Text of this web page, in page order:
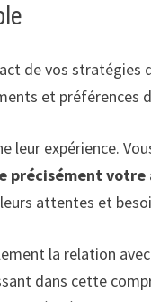
de vos stratégies
et préférences
leur expérience.
précisément votre
attentes et
la relation
dans cette